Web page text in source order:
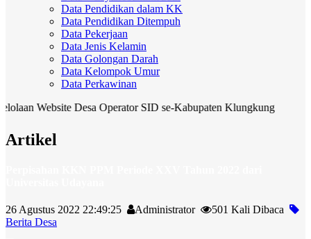
Data Pendidikan dalam KK
Data Pendidikan Ditempuh
Data Pekerjaan
Data Jenis Kelamin
Data Golongan Darah
Data Kelompok Umur
Data Perkawinan
Desa Operator SID se-Kabupaten Klungkung
Artikel
26 Agustus 2022 22:49:25 Administrator
501 Kali Dibaca
Berita Desa